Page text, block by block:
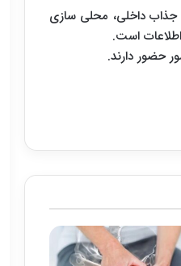
جذاب داخلی، محلی سازی
است.
حضور دارند.